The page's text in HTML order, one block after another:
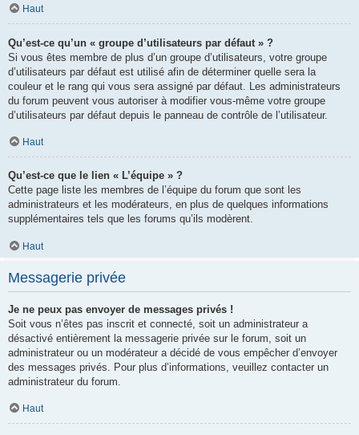
Haut
Qu’est-ce qu’un « groupe d’utilisateurs par défaut » ?
Si vous êtes membre de plus d’un groupe d’utilisateurs, votre groupe
d’utilisateurs par défaut est utilisé afin de déterminer quelle sera la
couleur et le rang qui vous sera assigné par défaut. Les administrateurs
du forum peuvent vous autoriser à modifier vous-même votre groupe
d’utilisateurs par défaut depuis le panneau de contrôle de l’utilisateur.
Haut
Qu’est-ce que le lien « L’équipe » ?
Cette page liste les membres de l’équipe du forum que sont les
administrateurs et les modérateurs, en plus de quelques informations
supplémentaires tels que les forums qu’ils modèrent.
Haut
Messagerie privée
Je ne peux pas envoyer de messages privés !
Soit vous n’êtes pas inscrit et connecté, soit un administrateur a
désactivé entièrement la messagerie privée sur le forum, soit un
administrateur ou un modérateur a décidé de vous empêcher d’envoyer
des messages privés. Pour plus d’informations, veuillez contacter un
administrateur du forum.
Haut